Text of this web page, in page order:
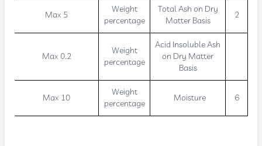
2
Total Ash on Dry
Matter Basis
Weight
percentage
Max 5
Acid Insoluble Ash
on Dry Matter
Basis
Weight
percentage
Max 0.2
6
Moisture
Weight
percentage
Max 10